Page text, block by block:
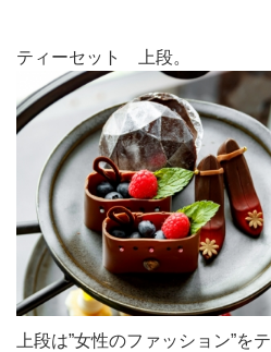
ティーセット 上段。
上段は”女性のファッション”を